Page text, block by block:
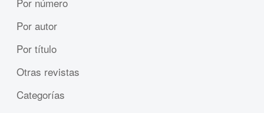
Por autor
Por título
Otras revistas
Categorías